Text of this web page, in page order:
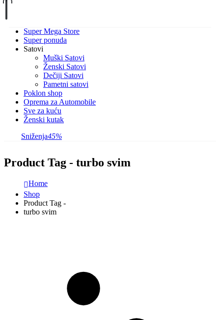
Super Mega Store
Super ponuda
Satovi
Muški Satovi
Ženski Satovi
Dečiji Satovi
Pametni satovi
Poklon shop
Oprema za Automobile
Sve za kuću
Ženski kutak
Sniženja45%
Product Tag - turbo svim
Home
Shop
Product Tag -
turbo svim